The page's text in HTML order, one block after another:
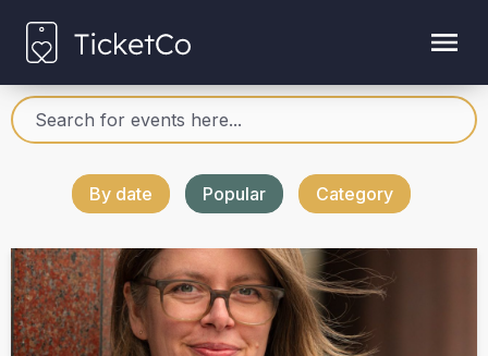
By date Popular Category